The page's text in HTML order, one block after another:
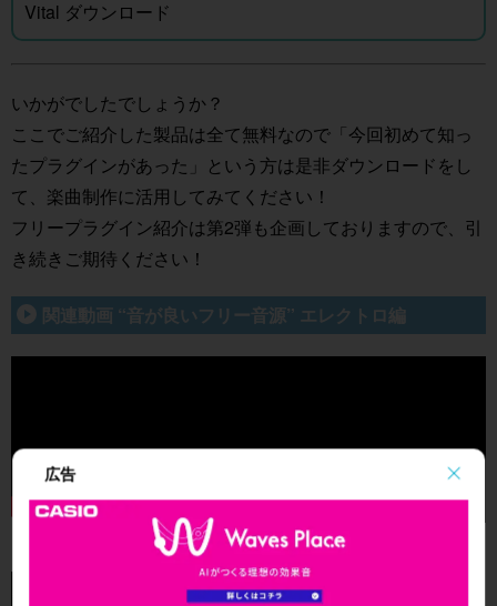
広告
ー
Vital ダウンロード
いかがでしたでしょうか？
ここでご紹介した製品は全て無料なので「今回初めて知っ
たプラグインがあった」という方は是非ダウンロードをし
て、楽曲制作に活用してみてください！
フリープラグイン紹介は第2弾も企画しておりますので、引
き続きご期待ください！
関連動画 “音が良いフリー音源” エレクトロ編